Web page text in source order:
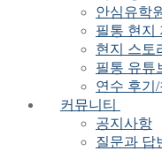
안심유학
필통 현지
현지 스토
필통 유튜
연수 후기
커뮤니티
공지사항
질문과 답